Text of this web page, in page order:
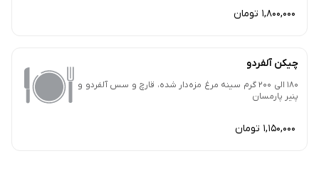
1,800,000 تومان
چیکن آلفردو
180 الی 200 گرم سینه مرغ مزه‌دار شده، قارچ و سس آلفردو و
پنیر پارمسان
1,150,000 تومان